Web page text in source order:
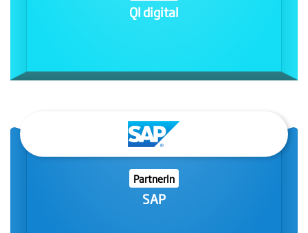
QI digital
PartnerIn
SAP